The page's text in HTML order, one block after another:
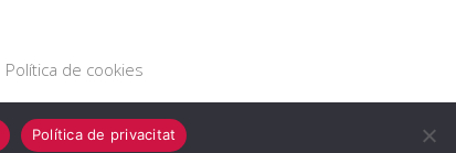
Política de cookies
Política de privacitat